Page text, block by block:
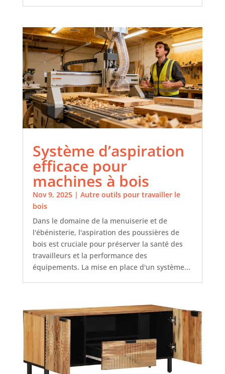
Système d’aspiration
efficace pour
machines à bois
Nov 9, 2025| Autre outils pour travailler le
bois
Dans le domaine de la menuiserie et de
l'ébénisterie, l'aspiration des poussières de
bois est cruciale pour préserver la santé des
travailleurs et la performance des
équipements. La mise en place d'un système...